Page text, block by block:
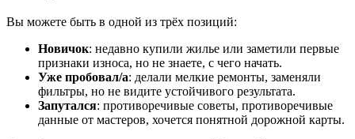
Вы можете быть в одной из трёх позиций:
Новичок: недавно купили жилье или заметили первые
признаки износа, но не знаете, с чего начать.
Уже пробовал/а: делали мелкие ремонты, заменяли
фильтры, но не видите устойчивого результата.
Запутался: противоречивые советы, противоречивые
данные от мастеров, хочется понятной дорожной карты.